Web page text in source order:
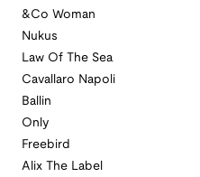
&Co Woman
Nukus
Law Of The Sea
Cavallaro Napoli
Ballin
Only
Freebird
Alix The Label